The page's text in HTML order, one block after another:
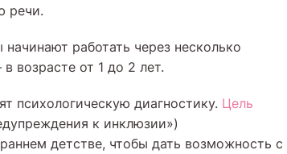
речи.
работать через несколько
возрасте от 1 до 2 лет.
психологическую диагностику. Цель
к инклюзии»)
детстве, чтобы дать возможность с